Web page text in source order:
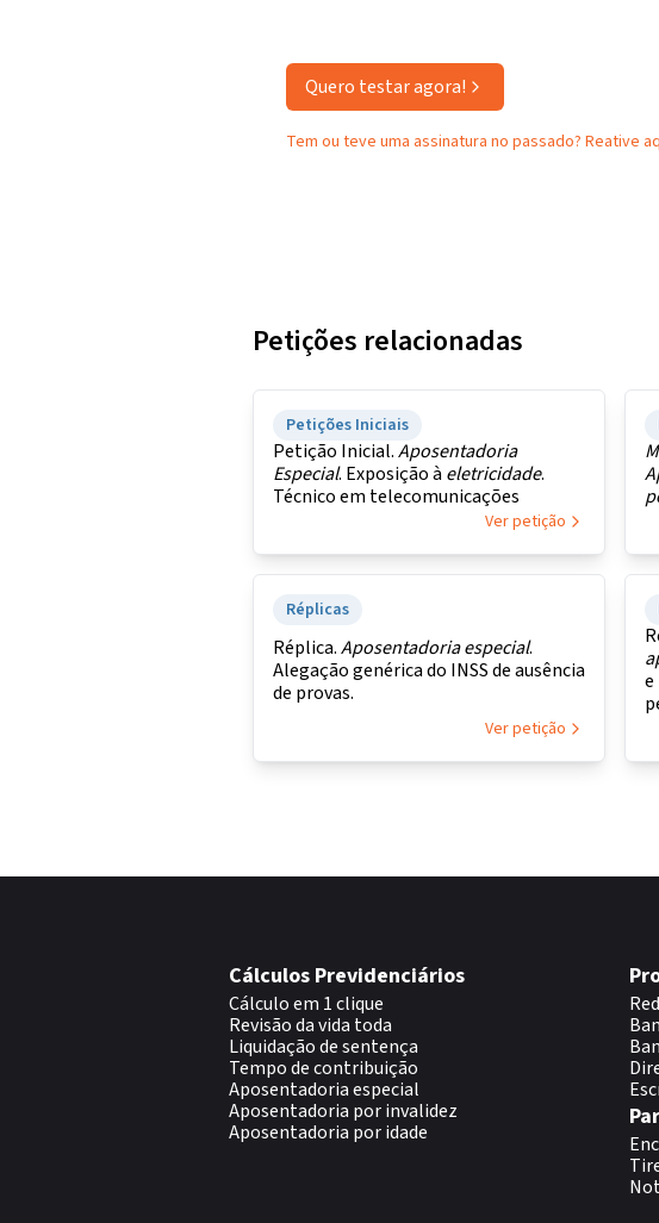
Quero testar agora!
Tem ou teve uma assinatura no passado? Reative
Petições relacionadas
Petições Iniciais
Petição Inicial.Aposentadoria
Especial. Exposição à eletricidade.
Técnico em telecomunicações
Ver petição
Réplicas
Réplica.Aposentadoria especial.
Alegação genérica do INSS de ausência
de provas.
Ver petição
e
Cálculos Previdenciários
Cálculo em 1 clique
Revisão da vida toda
Liquidação de sentença
Tempo de contribuição
Aposentadoria especial
Aposentadoria por invalidez
Aposentadoria por idade